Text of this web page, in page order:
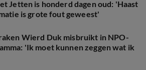
Jetten is honderd dagen oud: 'Haast
is grote fout geweest'
Wierd Duk misbruikt in NPO-
'Ik moet kunnen zeggen wat ik